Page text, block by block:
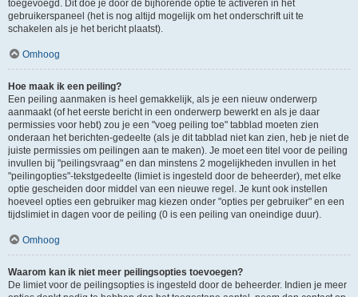
toegevoegd. Dit doe je door de bijhorende optie te activeren in het
gebruikerspaneel (het is nog altijd mogelijk om het onderschrift uit te
schakelen als je het bericht plaatst).
Omhoog
Hoe maak ik een peiling?
Een peiling aanmaken is heel gemakkelijk, als je een nieuw onderwerp
aanmaakt (of het eerste bericht in een onderwerp bewerkt en als je daar
permissies voor hebt) zou je een "voeg peiling toe" tabblad moeten zien
onderaan het berichten-gedeelte (als je dit tabblad niet kan zien, heb je niet de
juiste permissies om peilingen aan te maken). Je moet een titel voor de peiling
invullen bij "peilingsvraag" en dan minstens 2 mogelijkheden invullen in het
"peilingopties"-tekstgedeelte (limiet is ingesteld door de beheerder), met elke
optie gescheiden door middel van een nieuwe regel. Je kunt ook instellen
hoeveel opties een gebruiker mag kiezen onder "opties per gebruiker" en een
tijdslimiet in dagen voor de peiling (0 is een peiling van oneindige duur).
Omhoog
Waarom kan ik niet meer peilingsopties toevoegen?
De limiet voor de peilingsopties is ingesteld door de beheerder. Indien je meer